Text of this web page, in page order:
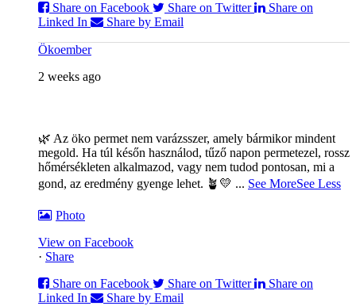
Share on Facebook
Share on Twitter
Share on
Linked In
Share by Email
Ökoember
2 weeks ago
🌿 Az öko permet nem varázsszer, amely bármikor mindent
megold. Ha túl későn használod, tűző napon permetezel, rossz
hőmérsékleten alkalmazod, vagy nem tudod pontosan, mi a
gond, az eredmény gyenge lehet. 🪴💛 ... See MoreSee Less
Photo
View on Facebook
· Share
Share on Facebook
Share on Twitter
Share on
Linked In
Share by Email